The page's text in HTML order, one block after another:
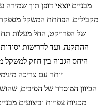
מבניים יוצאי דופן תוך
מקבילים. הפחתת המשקל מספקת
של הפרויקט, החל מעלות
ההתקנה, ועד לדרישות יסודות
היחס הגבוה בין חוזק
יותר עם צריכה
הכיוון המוסדר של הסיבים,
מכניות צפויות וביצועים